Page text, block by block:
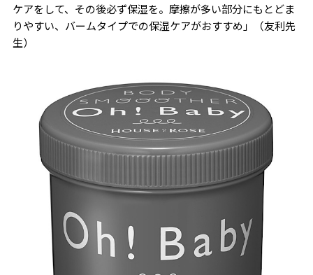
ケアをして、その後必ず保湿を。摩擦が多い部分にもとどま
りやすい、バームタイプでの保湿ケアがおすすめ」（友利先
生）